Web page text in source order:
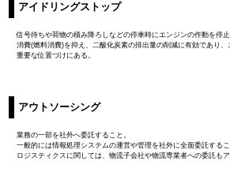
アイドリングストップ
信号待ちや荷物の積み降ろしなどの停車時にエンジンの作動を停
消費(燃料消費)を抑え、二酸化炭素の排出量の削減に有効であり
重要な位置づけにある。
アウトソーシング
業務の一部を社外へ委託すること。
一般的には情報処理システムの運営や管理を社外に全面委託するこ
ロジスティクスに関しては、物流子会社や物流専業者への委託も